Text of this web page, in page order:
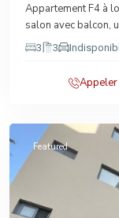
Appartement F4 à
salon avec balcon,
3 3
Appeler
Featured